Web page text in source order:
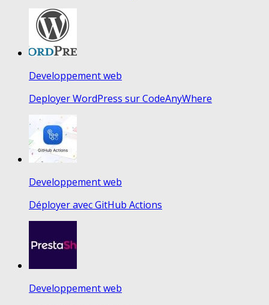
Developpement web
Deployer WordPress sur CodeAnyWhere
Developpement web
Déployer avec GitHub Actions
Developpement web